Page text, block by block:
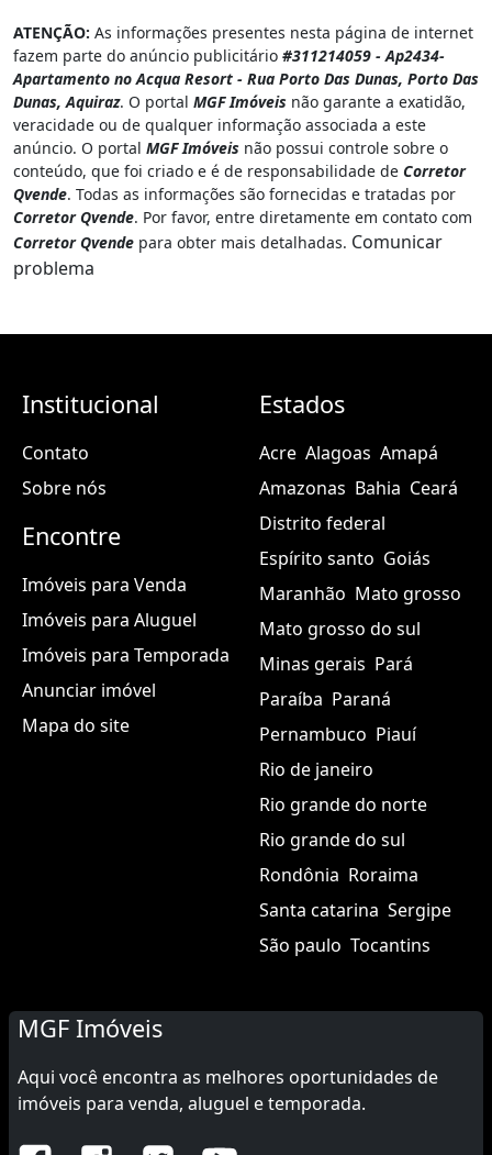
ATENÇÃO: As informações presentes nesta página de internet
fazem parte do anúncio publicitário #311214059 - Ap2434-
Apartamento no Acqua Resort - Rua Porto Das Dunas, Porto Das
Dunas, Aquiraz. O portal MGF Imóveis não garante a exatidão,
veracidade ou de qualquer informação associada a este
anúncio. O portal MGF Imóveis não possui controle sobre o
conteúdo, que foi criado e é de responsabilidade de Corretor
Qvende. Todas as informações são fornecidas e tratadas por
Corretor Qvende. Por favor, entre diretamente em contato com
Corretor Qvende para obter mais detalhadas. Comunicar
problema
Institucional
Contato
Sobre nós
Encontre
Imóveis para Venda
Imóveis para Aluguel
Imóveis para Temporada
Anunciar imóvel
Mapa do site
Estados
Acre Alagoas Amapá
Amazonas Bahia Ceará
Distrito federal
Espírito santo Goiás
Maranhão Mato grosso
Mato grosso do sul
Minas gerais Pará
Paraíba Paraná
Pernambuco Piauí
Rio de janeiro
Rio grande do norte
Rio grande do sul
Rondônia Roraima
Santa catarina Sergipe
São paulo Tocantins
MGF Imóveis
Aqui você encontra as melhores oportunidades de
imóveis para venda, aluguel e temporada.